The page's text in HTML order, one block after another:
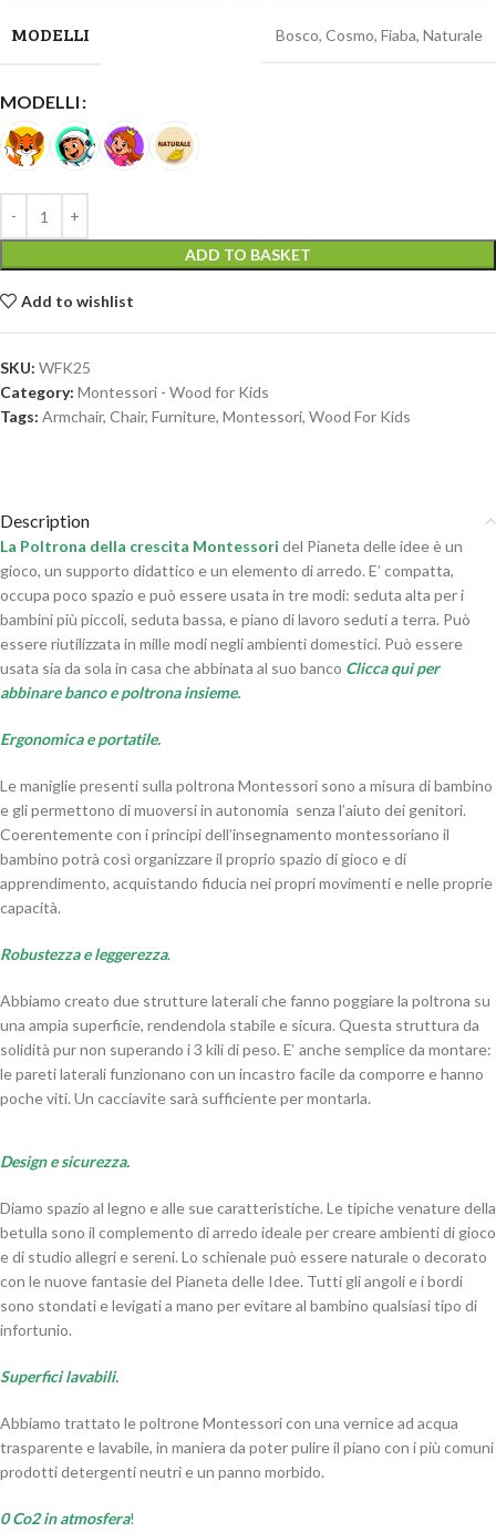
MODELLI Bosco, Cosmo, Fiaba, Naturale
MODELLI
ADD TO BASKET
Add to wishlist
SKU: WFK25
Category: Montessori - Wood for Kids
Tags: Armchair, Chair, Furniture, Montessori, Wood For Kids
Description
La Poltrona della crescita Montessori del Pianeta delle idee è un
gioco, un supporto didattico e un elemento di arredo. E’ compatta,
occupa poco spazio e può essere usata in tre modi: seduta alta per i
bambini più piccoli, seduta bassa, e piano di lavoro seduti a terra. Può
essere riutilizzata in mille modi negli ambienti domestici. Può essere
usata sia da sola in casa che abbinata al suo banco Clicca qui per
abbinare banco e poltrona insieme.
Ergonomica e portatile.
Le maniglie presenti sulla poltrona Montessori sono a misura di bambino
e gli permettono di muoversi in autonomia senza l’aiuto dei genitori.
Coerentemente con i principi dell’insegnamento montessoriano il
bambino potrà così organizzare il proprio spazio di gioco e di
apprendimento, acquistando fiducia nei propri movimenti e nelle proprie
capacità.
Robustezza e leggerezza.
Abbiamo creato due strutture laterali che fanno poggiare la poltrona su
una ampia superficie, rendendola stabile e sicura. Questa struttura da
solidità pur non superando i 3 kili di peso. E‘ anche semplice da montare:
le pareti laterali funzionano con un incastro facile da comporre e hanno
poche viti. Un cacciavite sarà sufficiente per montarla.
Design e sicurezza.
Diamo spazio al legno e alle sue caratteristiche. Le tipiche venature della
betulla sono il complemento di arredo ideale per creare ambienti di gioco
e di studio allegri e sereni. Lo schienale può essere naturale o decorato
con le nuove fantasie del Pianeta delle Idee. Tutti gli angoli e i bordi
sono stondati e levigati a mano per evitare al bambino qualsiasi tipo di
infortunio.
Superfici lavabili.
Abbiamo trattato le poltrone Montessori con una vernice ad acqua
trasparente e lavabile, in maniera da poter pulire il piano con i più comuni
prodotti detergenti neutri e un panno morbido.
0 Co2 in atmosfera!